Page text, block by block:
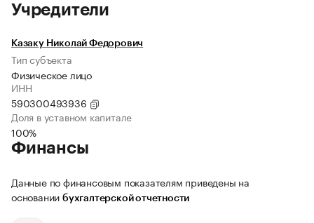
Учредители
Казаку Николай Федорович
Тип субъекта
Физическое лицо
ИНН
590300493936
Доля в уставном капитале
100%
Финансы
Данные по финансовым показателям приведены на
основании бухгалтерской отчетности